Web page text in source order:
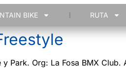
BIKE RUTA
Park. Org: La Fosa BMX